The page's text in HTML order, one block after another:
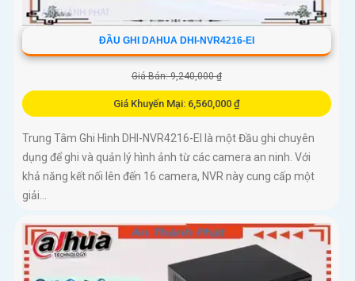
ĐẦU GHI DAHUA DHI-NVR4216-EI
Giá Bán: 9,240,000 ₫
Giá Khuyến Mại: 6,560,000 ₫
Trung Tâm Ghi Hình DHI-NVR4216-EI là một Đầu ghi chuyên
dụng để ghi và quản lý hình ảnh từ các camera an ninh. Với
khả năng kết nối lên đến 16 camera, NVR này cung cấp một
giải...